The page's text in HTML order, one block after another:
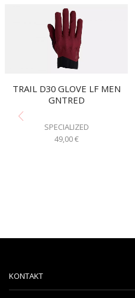
TRAIL D30 GLOVE LF MEN
GNTRED
SPECIALIZED
49,00€
KONTAKT